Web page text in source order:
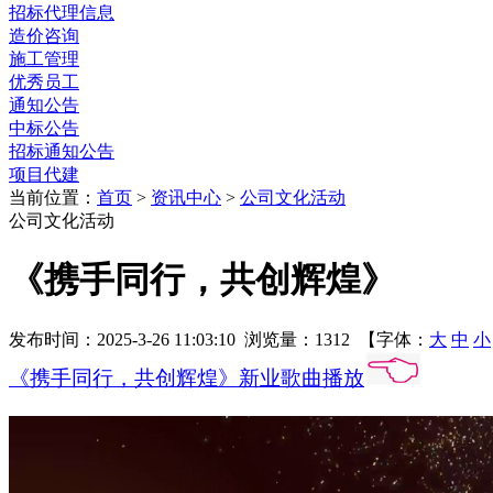
招标代理信息
造价咨询
施工管理
优秀员工
通知公告
中标公告
招标通知公告
项目代建
当前位置： 首页 > 资讯中心 > 公司文化活动
公司文化活动
《携手同行，共创辉煌》
发布时间：2025-3-26 11:03:10 浏览量：1312 【字体： 大 中 小
《携手同行，共创辉煌》新业歌曲播放